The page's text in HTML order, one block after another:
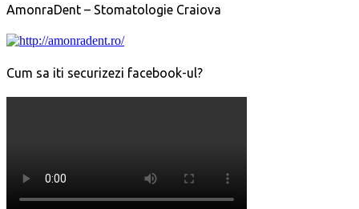
AmonraDent – Stomatologie Craiova
Cum sa iti securizezi facebook-ul?